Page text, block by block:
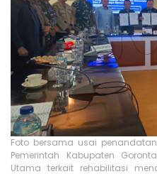
Foto bersama usai
Pemerintah Kabupaten
Utama terkait rehabilitasi